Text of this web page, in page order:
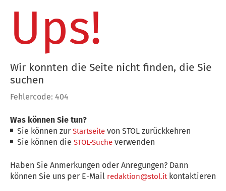
Ups!
Wir konnten die Seite nicht finden, die Sie
suchen
Fehlercode: 404
Was können Sie tun?
Sie können zurStartseite von STOL zurückkehren
Sie können dieSTOL-Suche verwenden
Haben Sie Anmerkungen oder Anregungen? Dann
können Sie uns per E-Mail redaktion@stol.itkontaktieren